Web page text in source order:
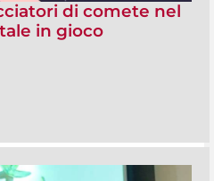
di comete nel
in gioco